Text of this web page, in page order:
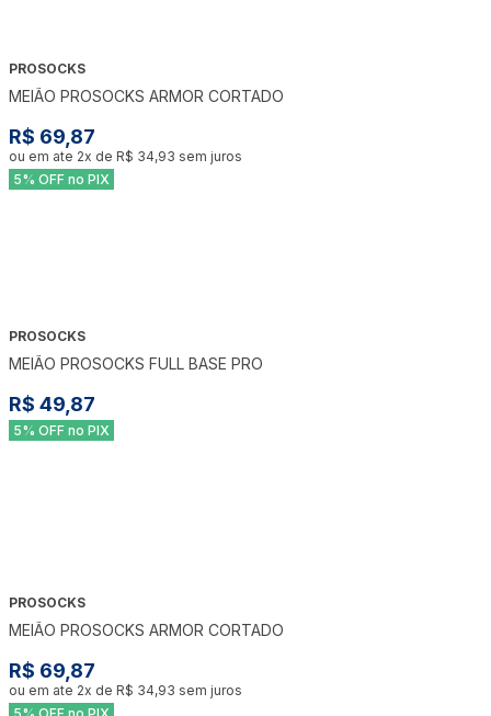
PROSOCKS
MEIÃO PROSOCKS ARMOR CORTADO
R$ 69,87
ou em ate 2x de R$ 34,93 sem juros
5% OFF no PIX
PROSOCKS
MEIÃO PROSOCKS FULL BASE PRO
R$ 49,87
5% OFF no PIX
PROSOCKS
MEIÃO PROSOCKS ARMOR CORTADO
R$ 69,87
ou em ate 2x de R$ 34,93 sem juros